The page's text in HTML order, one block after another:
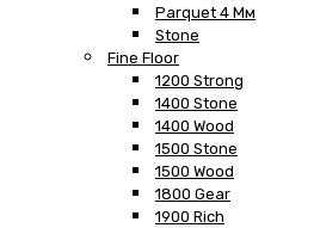
Parquet 4 Мм
Stone
Fine Floor
1200 Strong
1400 Stone
1400 Wood
1500 Stone
1500 Wood
1800 Gear
1900 Rich